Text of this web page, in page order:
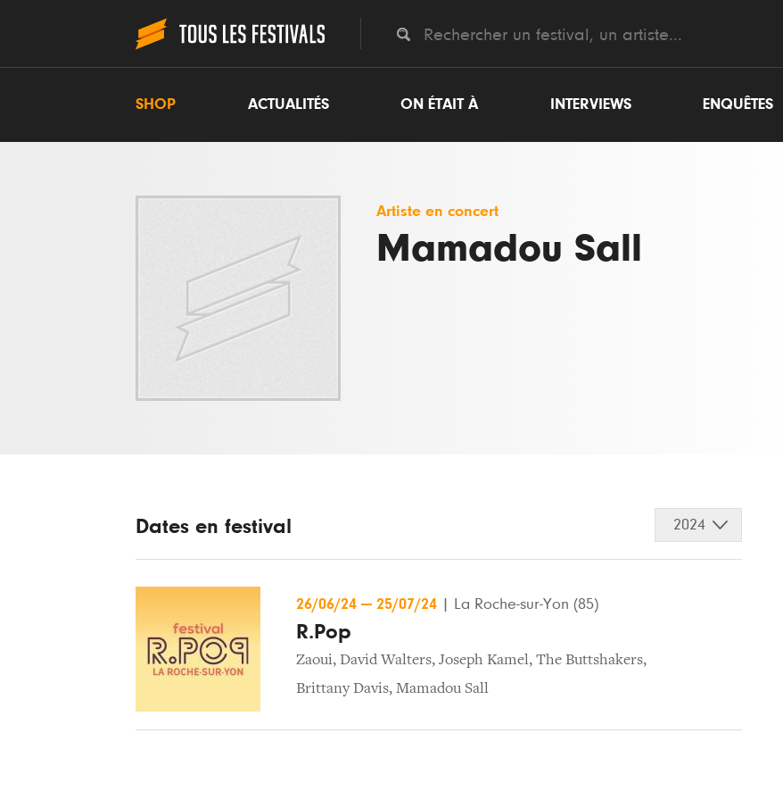
SHOP ACTUALITÉS ON ÉTAIT À INTERVIEWS ENQUÊTES
Artiste en concert
Mamadou Sall
Dates en festival 2024
26/06/24 — 25/07/24 La Roche-sur-Yon (85)
R.Pop
Zaoui, David Walters, Joseph Kamel, The Buttshakers,
Brittany Davis, Mamadou Sall